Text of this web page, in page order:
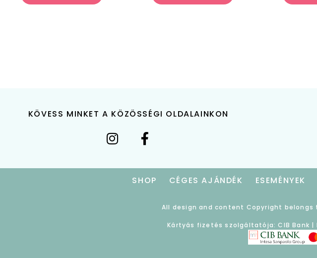
KÖVESS MINKET A KÖZÖSSÉGI OLDALAINKON
SHOP CÉGES AJÁNDÉK ESEMÉNYEK
All design and content Copyright belongs
Kártyás fizetés szolgáltatója: CIB Bank |